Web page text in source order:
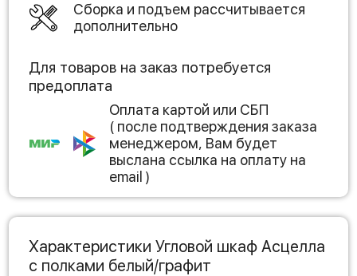
Сборка и подъем рассчитывается
дополнительно
Для товаров на заказ потребуется
предоплата
Оплата картой или СБП
( после подтверждения заказа
менеджером, Вам будет
выслана ссылка на оплату на
email )
Характеристики Угловой шкаф Асцелла
с полками белый/графит